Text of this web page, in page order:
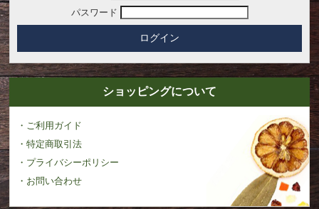
パスワード
ショッピングについて
・ご利用ガイド
・特定商取引法
・プライバシーポリシー
・お問い合わせ